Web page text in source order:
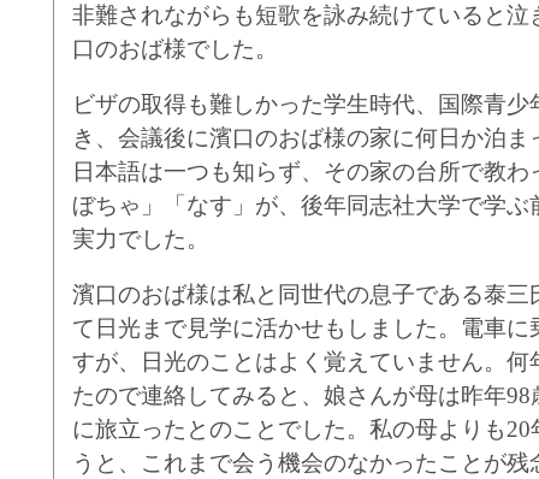
非難されながらも短歌を詠み続けていると泣
口のおば様でした。
ビザの取得も難しかった学生時代、国際青
き、会議後に濱口のおば様の家に何日か泊
日本語は一つも知らず、その家の台所で教
ぼちゃ」「なす」が、後年同志社大学で学
実力でした。
濱口のおば様は私と同世代の息子である泰三
て日光まで見学に活かせもしました。電車
すが、日光のことはよく覚えていません。何
たので連絡してみると、娘さんが母は昨年
に旅立ったとのことでした。私の母よりも
うと、これまで会う機会のなかったことが残